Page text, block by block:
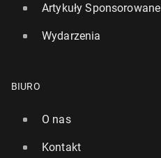
Artykuły Sponsorowane
Wydarzenia
BIURO
O nas
Kontakt